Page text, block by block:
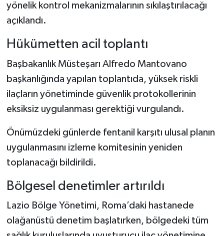
yönelik kontrol mekanizmalarının sıkılaştırılacağı
açıklandı.
Hükümetten acil toplantı
Başbakanlık Müsteşarı Alfredo Mantovano
başkanlığında yapılan toplantıda, yüksek riskli
ilaçların yönetiminde güvenlik protokollerinin
eksiksiz uygulanması gerektiği vurgulandı.
Önümüzdeki günlerde fentanil karşıtı ulusal planın
uygulanmasını izleme komitesinin yeniden
toplanacağı bildirildi.
Bölgesel denetimler artırıldı
Lazio Bölge Yönetimi, Roma’daki hastanede
olağanüstü denetim başlatırken, bölgedeki tüm